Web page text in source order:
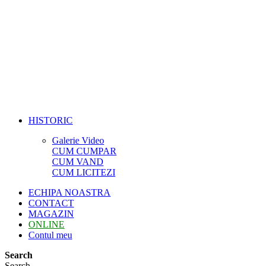
HISTORIC
Galerie Video
CUM CUMPAR
CUM VAND
CUM LICITEZI
ECHIPA NOASTRA
CONTACT
MAGAZIN
ONLINE
Contul meu
Search